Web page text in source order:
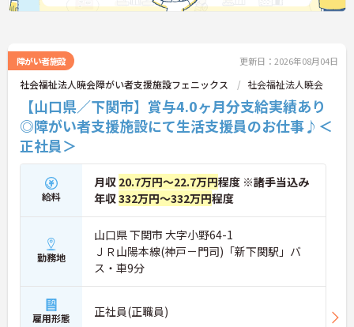
障がい者施設 更新日：2026年08月04日
社会福祉法人暁会障がい者支援施設フェニックス 社会福祉法人暁会
【山口県／下関市】賞与4.0ヶ月分支給実績あり
◎障がい者支援施設にて生活支援員のお仕事♪＜
正社員＞
給料
月収 20.7万円～22.7万円程度 ※諸手当込み
年収332万円～332万円程度
勤務地
山口県 下関市 大字小野64-1
ＪＲ山陽本線(神戸－門司)「新下関駅」バ
ス・車9分
雇用形態 正社員(正職員)